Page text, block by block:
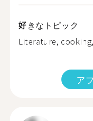
好きなトピック
Literature,
ア